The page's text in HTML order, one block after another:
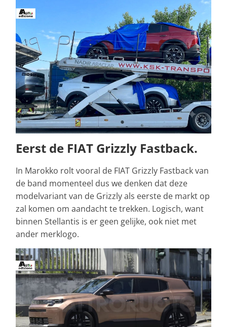
Eerst de FIAT Grizzly Fastback.
In Marokko rolt vooral de FIAT Grizzly Fastback van
de band momenteel dus we denken dat deze
modelvariant van de Grizzly als eerste de markt op
zal komen om aandacht te trekken. Logisch, want
binnen Stellantis is er geen gelijke, ook niet met
ander merklogo.